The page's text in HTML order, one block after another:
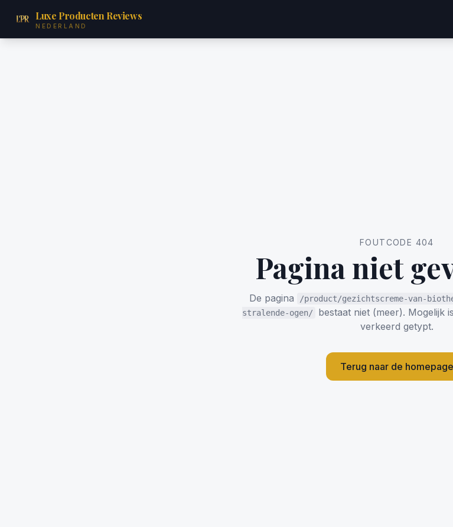
Luxe Producten Reviews
NEDERLAND
FOUTCODE 404
Pagina niet
De pagina
/product/gezichtscreme-van-
stralende-ogen/
bestaat niet (meer). Mogelijk
verkeerd getypt.
Terug naar de homepage